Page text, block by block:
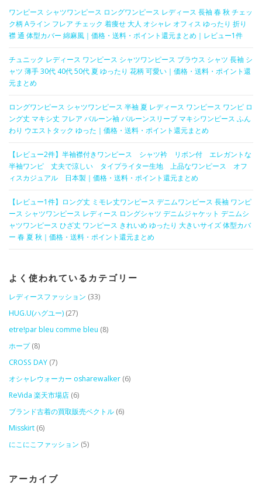
ワンピース シャツワンピース ロングワンピース レディース 長袖 春 秋 チェッ
ク柄 Aライン フレア チェック 着痩せ 大人 オシャレ オフィス ゆったり 折り
襟 通 体型カバー 綿麻風｜価格・送料・ポイント還元まとめ｜レビュー1件
チュニック レディース ワンピース シャツワンピース ブラウス シャツ 長袖 シ
ャツ 薄手 30代 40代 50代 夏 ゆったり 花柄 可愛い｜価格・送料・ポイント還
元まとめ
ロングワンピース シャツワンピース 半袖 夏 レディース ワンピース ワンピ ロ
ング丈 マキシ丈 フレア バルーン袖 バルーンスリーブ マキシワンピース ふん
わり ウエストタック ゆった｜価格・送料・ポイント還元まとめ
【レビュー2件】半袖襟付きワンピース シャツ衿 リボン付 エレガントな
半袖ワンピ 丈夫で涼しい タイプライター生地 上品なワンピース オフ
ィスカジュアル 日本製｜価格・送料・ポイント還元まとめ
【レビュー1件】ロング丈 ミモレ丈ワンピース デニムワンピース 長袖 ワンピ
ース シャツワンピース レディース ロングシャツ デニムジャケット デニムシ
ャツワンピース ひざ丈 ワンピース きれいめ ゆったり 大きいサイズ 体型カバ
ー 春 夏 秋｜価格・送料・ポイント還元まとめ
よく使われているカテゴリー
レディースファッション (33)
HUG.U(ハグユー) (27)
etre!par bleu comme bleu (8)
ホープ(8)
CROSS DAY (7)
オシャレウォーカー osharewalker (6)
ReVida 楽天市場店 (6)
ブランド古着の買取販売ベクトル (6)
Misskirt (6)
にこにこファッション (5)
アーカイブ